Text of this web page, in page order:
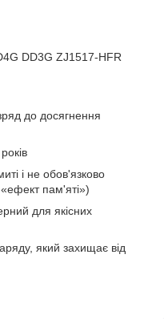
DD3G ZJ1517-HFR
до досягнення
і не обов'язково
пам'яті»)
для якісних
який захищає від